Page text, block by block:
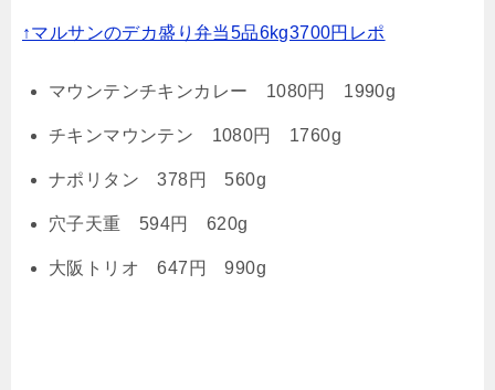
↑マルサンのデカ盛り弁当5品6kg3700円レポ
マウンテンチキンカレー 1080円 1990g
チキンマウンテン 1080円 1760g
ナポリタン 378円 560g
穴子天重 594円 620g
大阪トリオ 647円 990g